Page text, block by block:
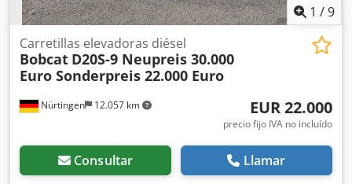
1 /9
Nürtingen 12.057 km
Carretillas elevadoras diésel
Bobcat D20S-9 Neupreis 30.000
Euro Sonderpreis 22.000 Euro
EUR 22.000
precio fijo IVA no incluído
Consultar Llamar